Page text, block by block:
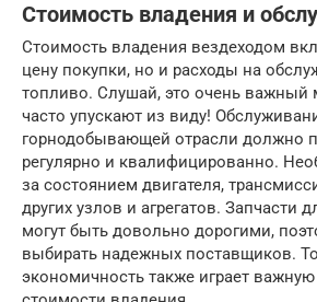
Стоимость владения и
Стоимость владения вездеходом
цену покупки, но и расходы на
топливо. Слушай, это очень важный
часто упускают из виду!
горнодобывающей отрасли должно
регулярно и квалифицированно.
за состоянием двигателя,
других узлов и агрегатов. Запчасти
могут быть довольно дорогими,
выбирать надежных поставщиков.
экономичность также играет